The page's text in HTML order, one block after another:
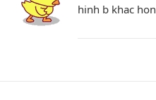
hinh b khac hon